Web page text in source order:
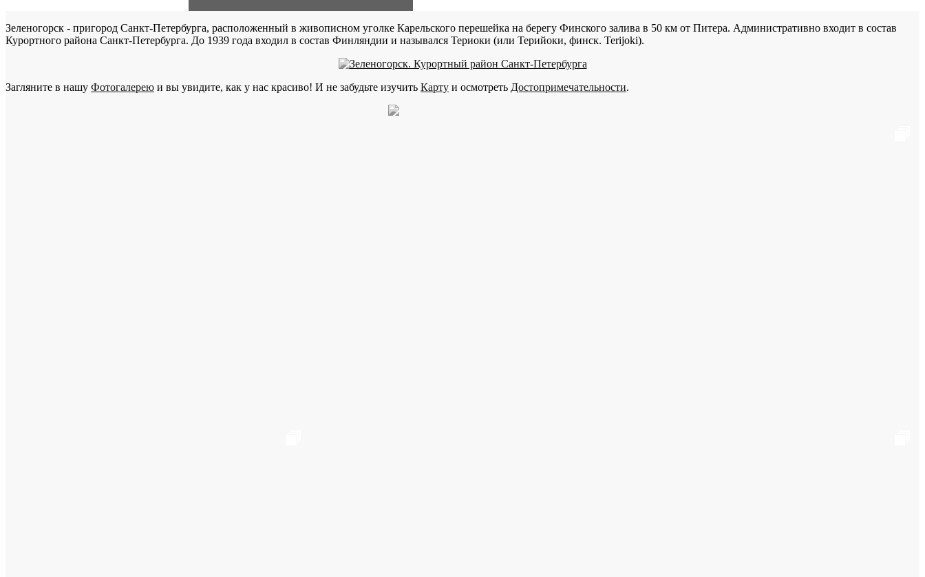
Зеленогорск - пригород Санкт-Петербурга, расположенный в живописном уголке Карельского перешейка на берегу Финского залива в 50 км от Питера. Административно входит в состав
Курортного района Санкт-Петербурга. До 1939 года входил в состав Финляндии и назывался Териоки (или Терийоки, финск. Terijoki).
Загляните в нашу Фотогалерею и вы увидите, как у нас красиво! И не забудьте изучить Карту и осмотреть Достопримечательности.